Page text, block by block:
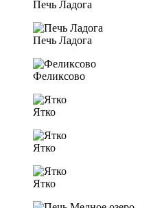
Печь Ладога
Печь Ладога
Феликсово
Ятко
Ятко
Ятко